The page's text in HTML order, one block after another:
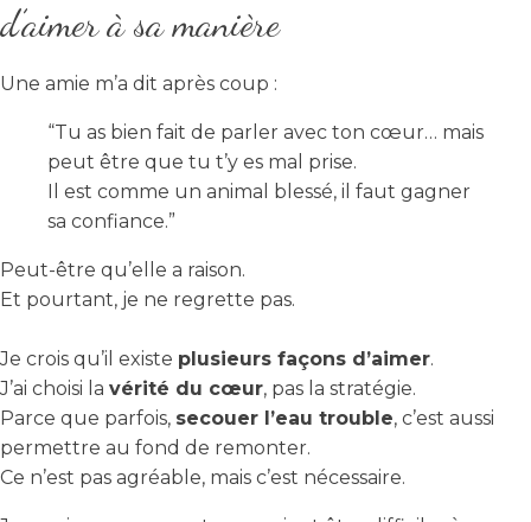
d’aimer à sa manière
Une amie m’a dit après coup :
“Tu as bien fait de parler avec ton cœur… mais
peut être que tu t’y es mal prise.
Il est comme un animal blessé, il faut gagner
sa confiance.”
Peut-être qu’elle a raison.
Et pourtant, je ne regrette pas.
Je crois qu’il existe plusieurs façons d’aimer.
J’ai choisi la vérité du cœur, pas la stratégie.
Parce que parfois, secouer l’eau trouble, c’est aussi
permettre au fond de remonter.
Ce n’est pas agréable, mais c’est nécessaire.